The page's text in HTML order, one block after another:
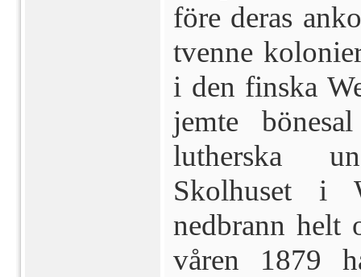
före deras
tvenne
i den fin­ska
jemte
lutherska
Skolhuset i
nedbrann helt
våren 1879